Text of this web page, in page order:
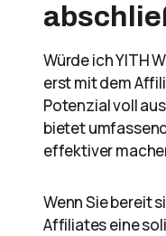
Würde ich YITH
erst mit dem
Potenzial voll
bietet
effektiver
Wenn Sie bereit
Affiliates eine